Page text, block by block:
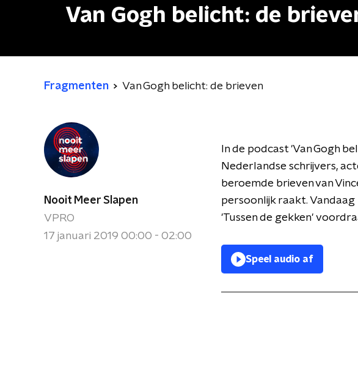
Van Gogh belicht: de
Fragmenten Van Gogh belicht: de brieven
Nooit Meer Slapen
VPRO
17 januari 2019 00:00 - 02:00
In de podcast 'Van Gogh
Nederlandse schrijvers,
beroemde brieven van
persoonlijk raakt. Vandaag
'Tussen de gekken'
Speel audio af